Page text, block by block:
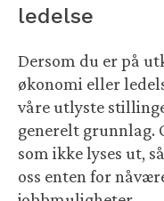
ledelse
Dersom du er på
økonomi eller
våre utlyste
generelt grunnlag.
som ikke lyses ut,
oss enten for